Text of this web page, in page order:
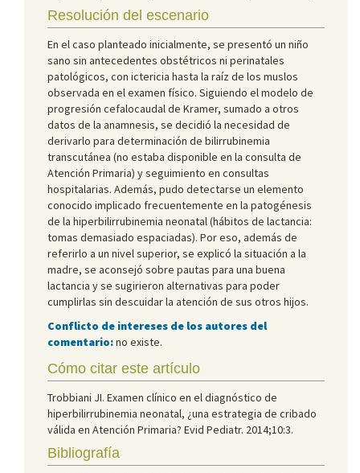
Resolución del escenario
En el caso planteado inicialmente, se presentó un niño
sano sin antecedentes obstétricos ni perinatales
patológicos, con ictericia hasta la raíz de los muslos
observada en el examen físico. Siguiendo el modelo de
progresión cefalocaudal de Kramer, sumado a otros
datos de la anamnesis, se decidió la necesidad de
derivarlo para determinación de bilirrubinemia
transcutánea (no estaba disponible en la consulta de
Atención Primaria) y seguimiento en consultas
hospitalarias. Además, pudo detectarse un elemento
conocido implicado frecuentemente en la patogénesis
de la hiperbilirrubinemia neonatal (hábitos de lactancia:
tomas demasiado espaciadas). Por eso, además de
referirlo a un nivel superior, se explicó la situación a la
madre, se aconsejó sobre pautas para una buena
lactancia y se sugirieron alternativas para poder
cumplirlas sin descuidar la atención de sus otros hijos.
Conflicto de intereses de los autores del
comentario:no existe.
Cómo citar este artículo
Trobbiani JI. Examen clínico en el diagnóstico de
hiperbilirrubinemia neonatal, ¿una estrategia de cribado
válida en Atención Primaria? Evid Pediatr. 2014;10:3.
Bibliografía